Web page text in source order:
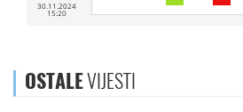
30.11.2024
15:20
OSTALEVIJESTI